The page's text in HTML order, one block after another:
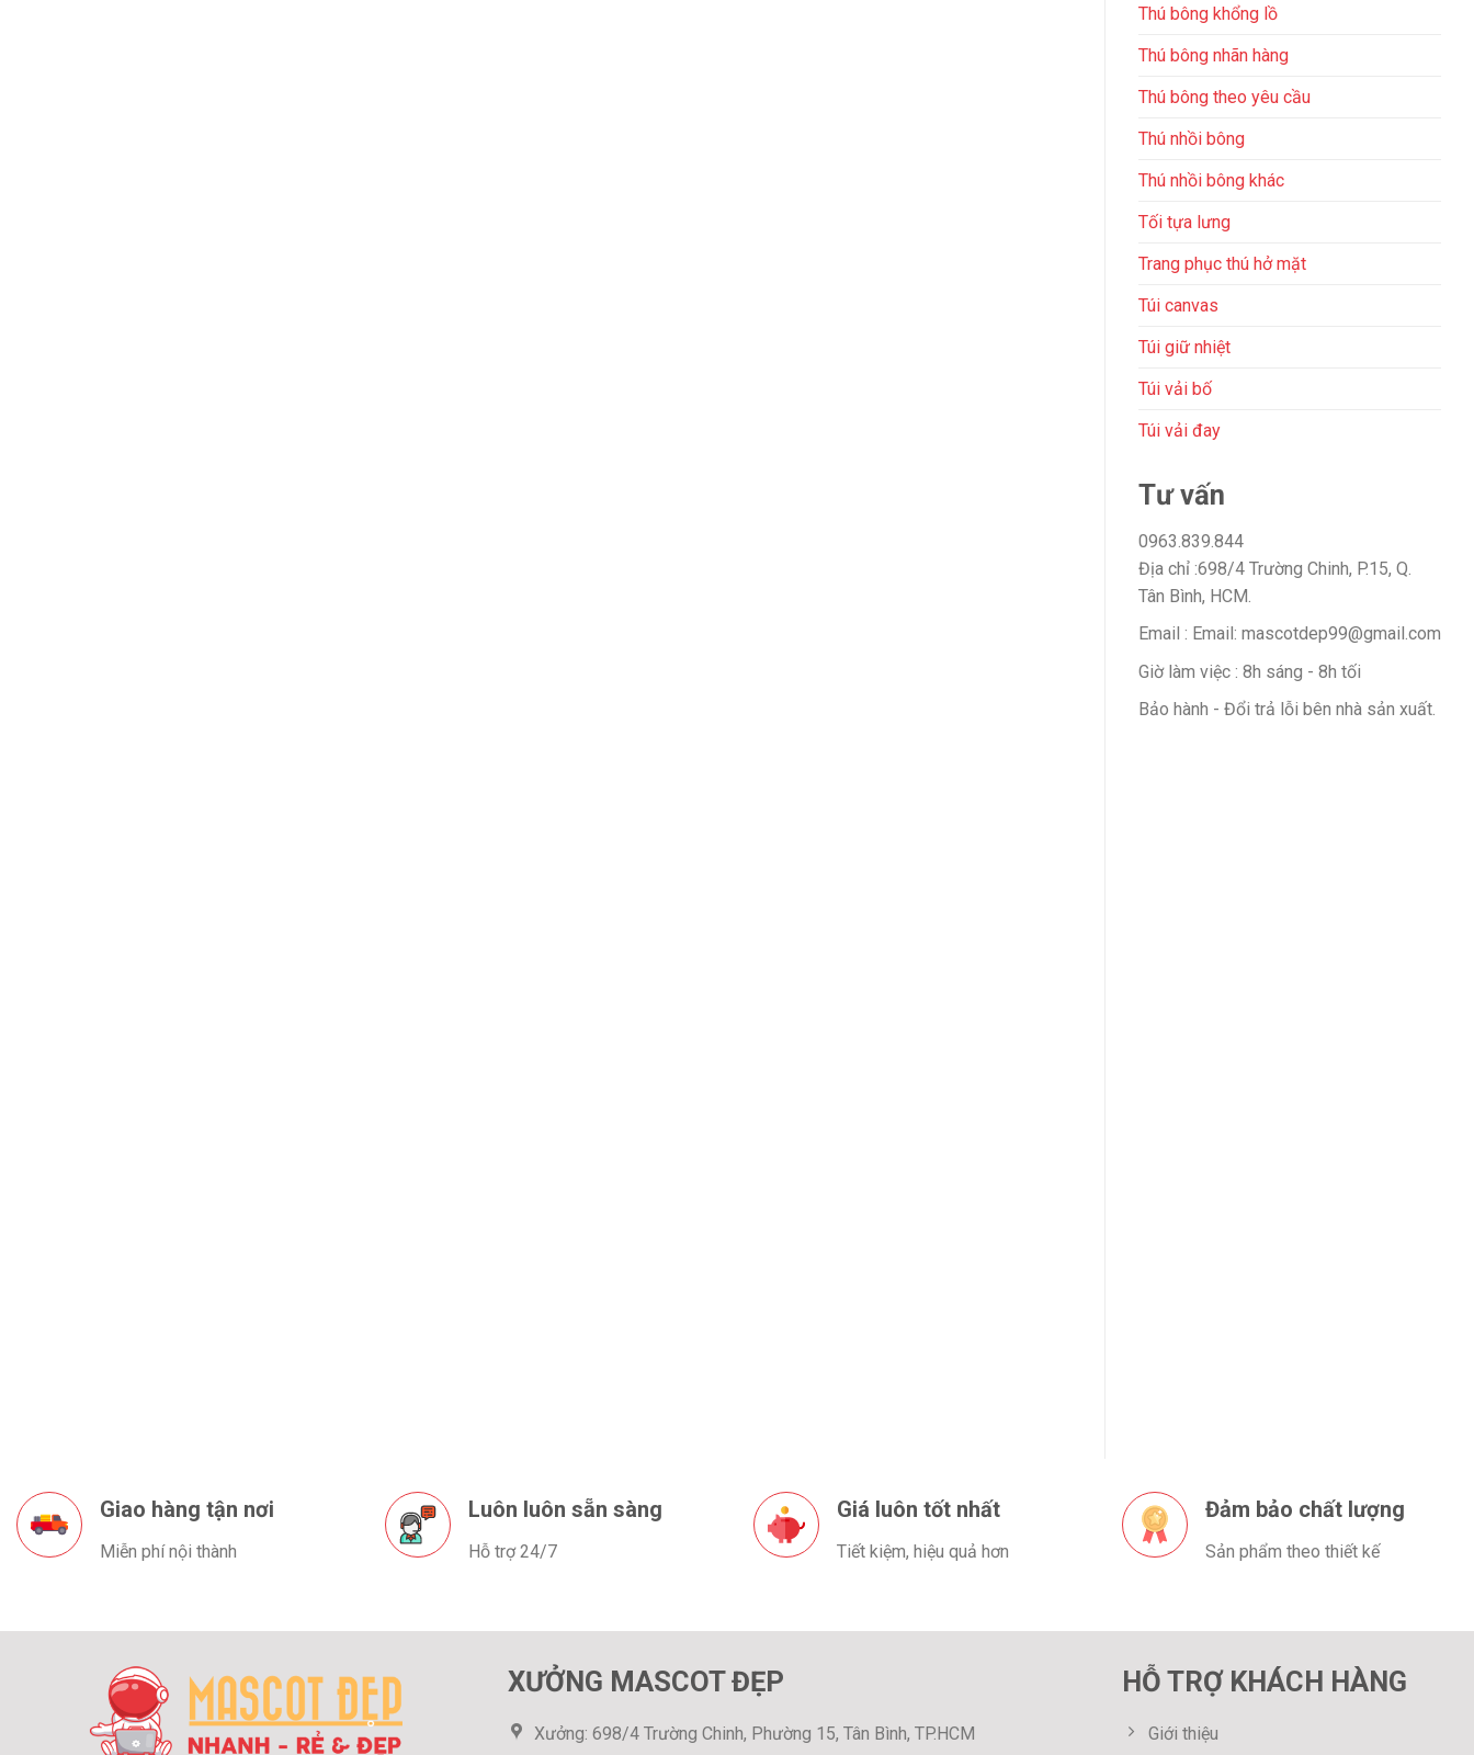
Thú bông khổng lồ
Thú bông nhãn hàng
Thú bông theo yêu cầu
Thú nhồi bông
Thú nhồi bông khác
Tối tựa lưng
Trang phục thú hở mặt
Túi canvas
Túi giữ nhiệt
Túi vải bố
Túi vải đay
Tư vấn
0963.839.844
Địa chỉ :698/4 Trường Chinh, P.15, Q.
Tân Bình, HCM.
Email : Email: mascotdep99@gmail.com
Giờ làm việc : 8h sáng - 8h tối
Bảo hành - Đổi trả lỗi bên nhà sản xuất.
Giao hàng tận nơi
Miễn phí nội thành
Luôn luôn sẵn sàng
Hỗ trợ 24/7
Giá luôn tốt nhất
Tiết kiệm, hiệu quả hơn
Đảm bảo chất lượng
Sản phẩm theo thiết kế
XƯỞNG MASCOT ĐẸP
Xưởng: 698/4 Trường Chinh, Phường 15, Tân Bình, TP.HCM
HỖ TRỢ KHÁCH HÀNG
Giới thiệu